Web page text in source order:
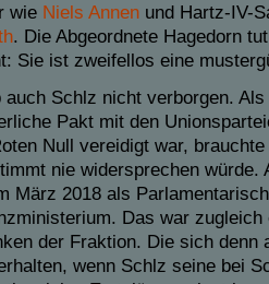
wie Niels Annen und Hartz-IV-
. Die Abgeordnete Hagedorn
Sie ist zweifellos eine
auch Schlz nicht verborgen.
Pakt mit den
Null vereidigt war,
nie widersprechen würde.
März 2018 als
Das war
der Fraktion. Die sich denn
wenn Schlz seine bei